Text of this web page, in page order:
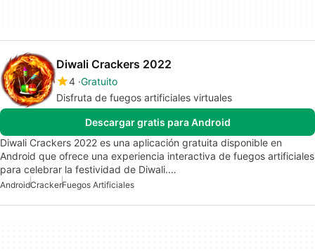
Diwali Crackers 2022
4 Gratuito
Disfruta de fuegos artificiales virtuales
Descargar gratis para Android
Diwali Crackers 2022 es una aplicación gratuita disponible en
Android que ofrece una experiencia interactiva de fuegos artificiales
para celebrar la festividad de Diwali.…
AndroidCrackerFuegos Artificiales